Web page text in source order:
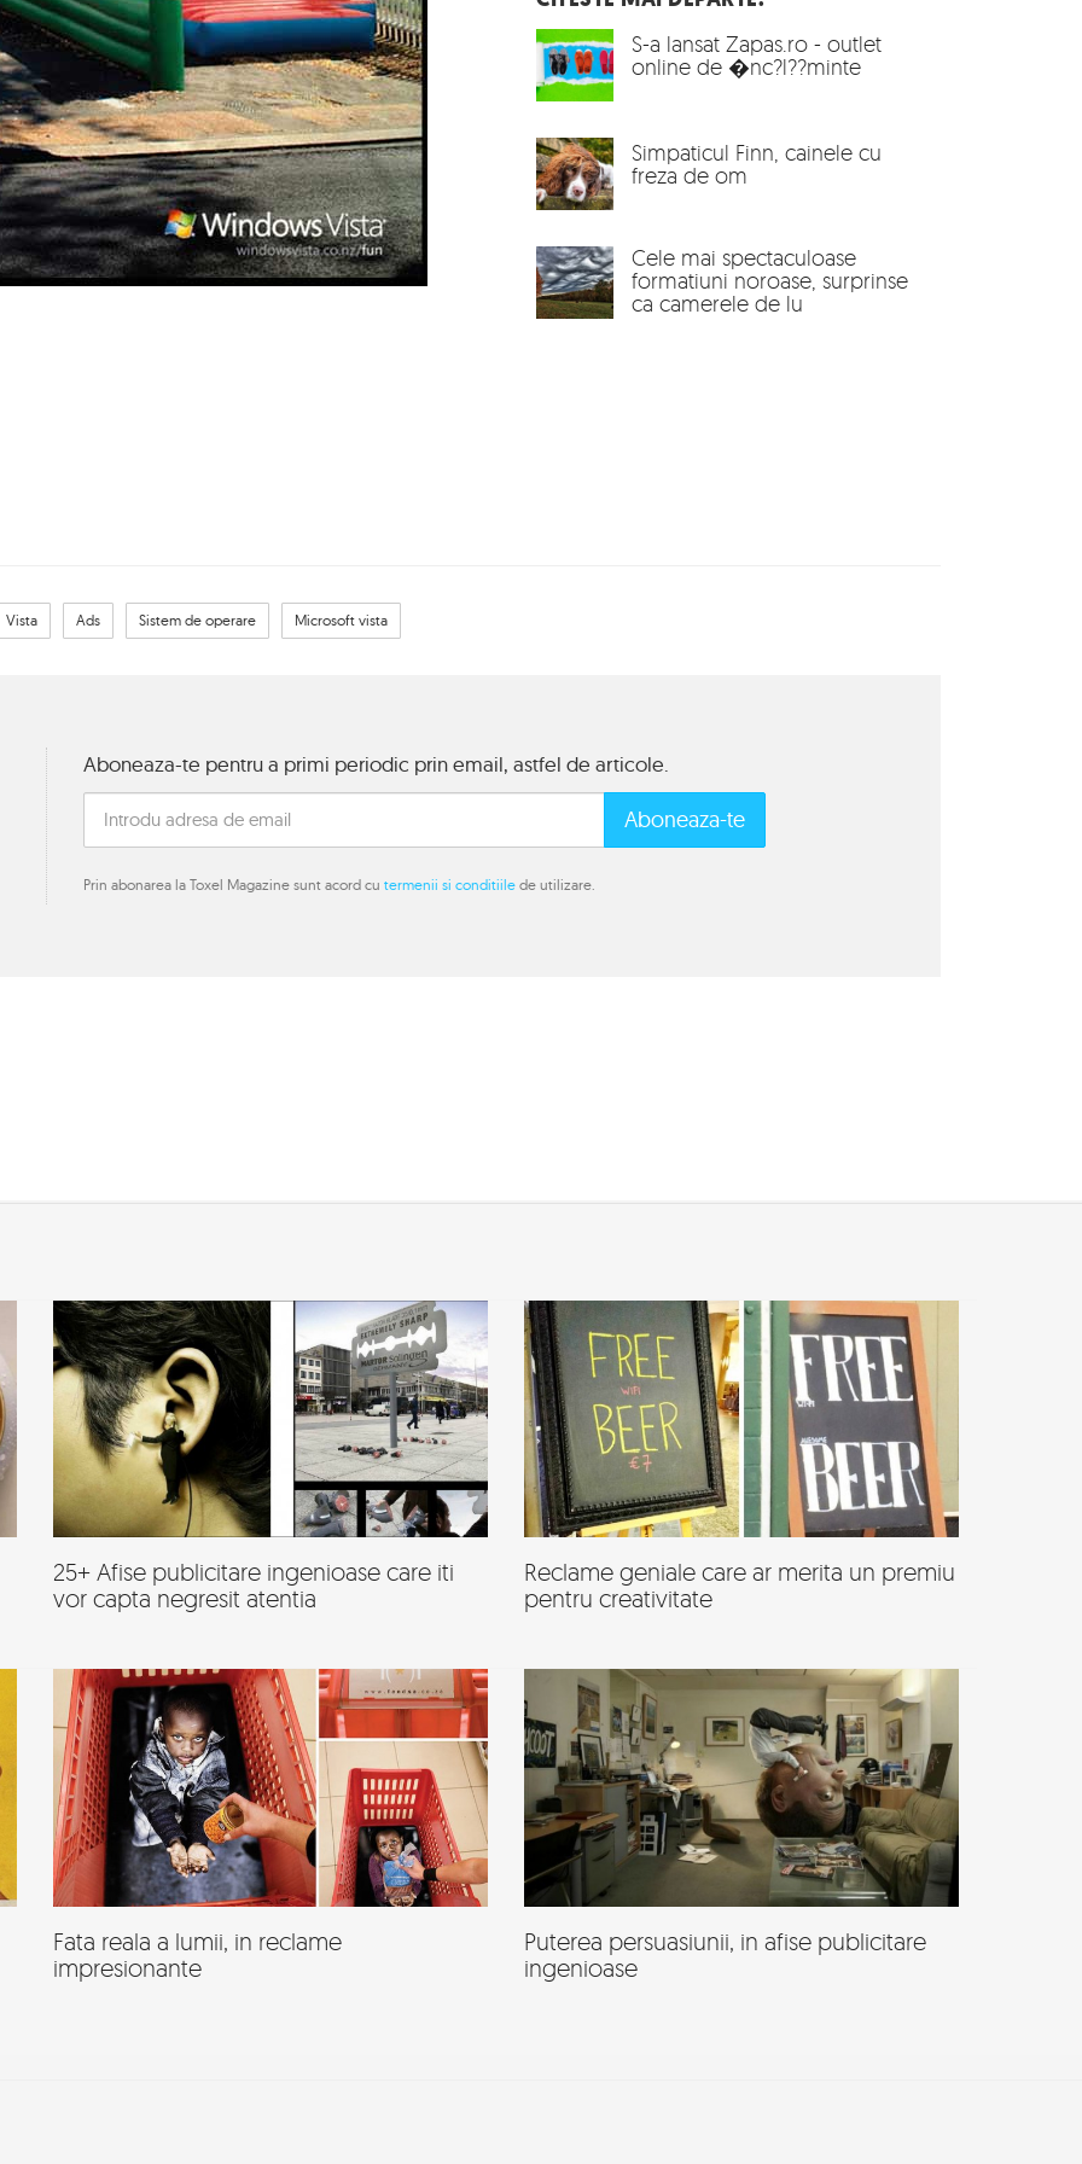
S-a lansat Zapas.ro - outlet
online de �nc?l??minte
Simpaticul Finn, cainele cu
freza de om
Cele mai spectaculoase
formatiuni noroase, surprinse
ca camerele de lu
Vista Ads Sistem de operare Microsoft vista
Aboneaza-te pentru a primi periodic prin email, astfel de articole.
Aboneaza-te
Prin abonarea la Toxel Magazine sunt acord cu termenii si conditiile de utilizare.
25+ Afise publicitare ingenioase care iti
vor capta negresit atentia
Reclame geniale care ar merita un premiu
pentru creativitate
Fata reala a lumii, in reclame
impresionante
Puterea persuasiunii, in afise publicitare
ingenioase